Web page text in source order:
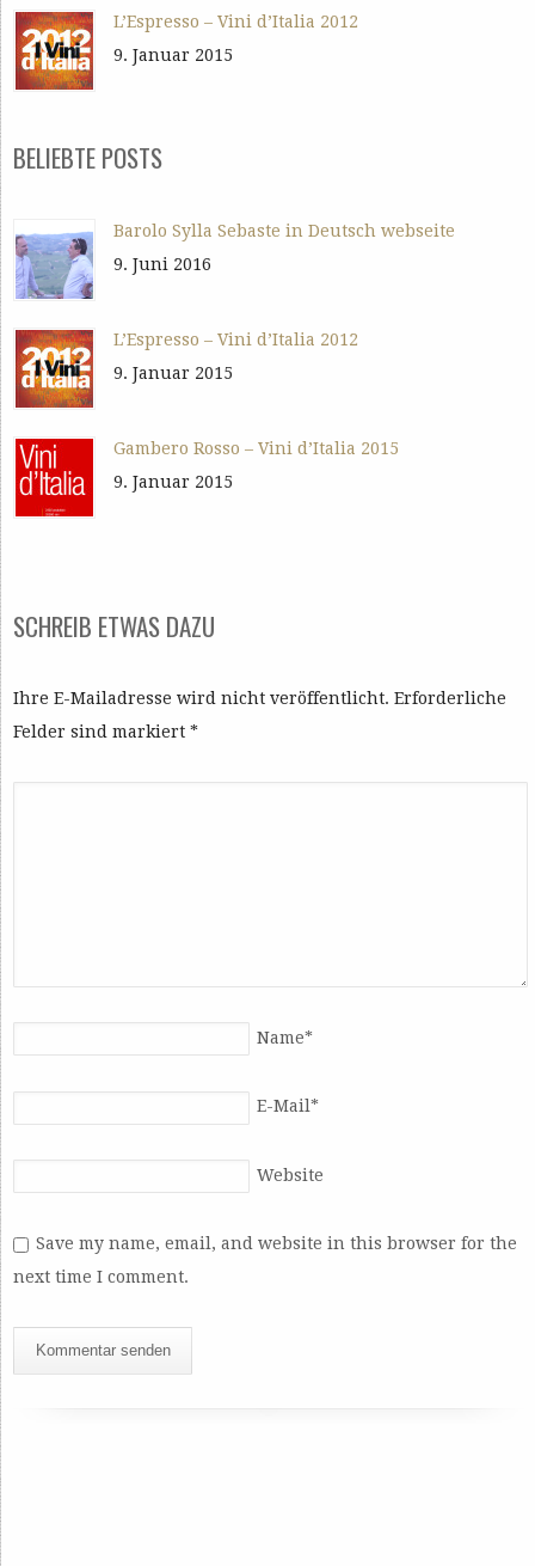
L’Espresso – Vini d’Italia 2012
9. Januar 2015
BELIEBTE POSTS
Barolo Sylla Sebaste in Deutsch webseite
9. Juni 2016
L’Espresso – Vini d’Italia 2012
9. Januar 2015
Gambero Rosso – Vini d’Italia 2015
9. Januar 2015
SCHREIB ETWAS DAZU
Ihre E-Mailadresse wird nicht veröffentlicht. Erforderliche
Felder sind markiert *
Name*
E-Mail*
Website
Save my name, email, and website in this browser for the
next time I comment.